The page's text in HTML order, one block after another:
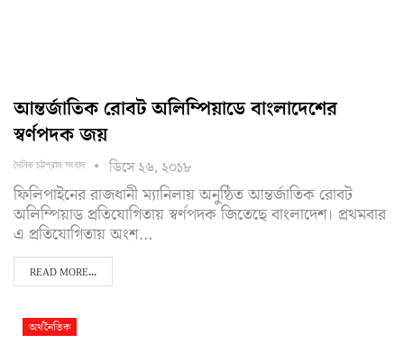
আন্তর্জাতিক রোবট অলিম্পিয়াডে বাংলাদেশের
স্বর্ণপদক জয়
দৈনিক চট্টগ্রাম সংবাদ ডিসে ২৬, ২০১৮
ফিলিপাইনের রাজধানী ম্যানিলায় অনুষ্ঠিত আন্তর্জাতিক রোবট
অলিম্পিয়াড প্রতিযোগিতায় স্বর্ণপদক জিতেছে বাংলাদেশ। প্রথমবার
এ প্রতিযোগিতায় অংশ…
READ MORE...
অর্থনৈতিক